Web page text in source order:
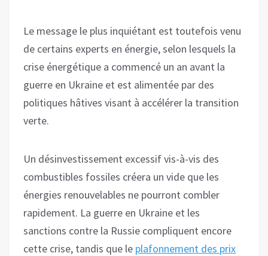
Le message le plus inquiétant est toutefois venu
de certains experts en énergie, selon lesquels la
crise énergétique a commencé un an avant la
guerre en Ukraine et est alimentée par des
politiques hâtives visant à accélérer la transition
verte.
Un désinvestissement excessif vis-à-vis des
combustibles fossiles créera un vide que les
énergies renouvelables ne pourront combler
rapidement. La guerre en Ukraine et les
sanctions contre la Russie compliquent encore
cette crise, tandis que le plafonnement des prix